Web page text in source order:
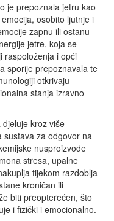
je prepoznala jetru kao
osobito ljutnje i
zapnu ili ostanu
jetre, koja se
raspoloženja i opći
sporije prepoznavala te
otkrivaju
stanja izravno
kroz više
sustava za odgovor na
nusproizvode
stresa, upalne
tijekom razdoblja
kroničan ili
biti preopterećen, što
i fizički i emocionalno.